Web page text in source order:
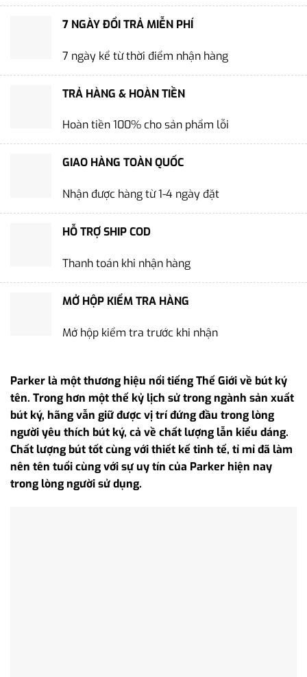
7 NGÀY ĐỔI TRẢ MIỄN PHÍ
7 ngày kể từ thời điểm nhận hàng
TRẢ HÀNG & HOÀN TIỀN
Hoàn tiền 100% cho sản phẩm lỗi
GIAO HÀNG TOÀN QUỐC
Nhận được hàng từ 1-4 ngày đặt
HỖ TRỢ SHIP COD
Thanh toán khi nhận hàng
MỞ HỘP KIỂM TRA HÀNG
Mở hộp kiểm tra trước khi nhận
Parker là một thương hiệu nổi tiếng Thế Giới về bút ký
tên. Trong hơn một thế kỷ lịch sử trong ngành sản xuất
bút ký, hãng vẫn giữ được vị trí đứng đầu trong lòng
người yêu thích bút ký, cả về chất lượng lẫn kiểu dáng.
Chất lượng bút tốt cùng với thiết kế tinh tế, tỉ mỉ đã làm
nên tên tuổi cùng với sự uy tín của Parker hiện nay
trong lòng người sử dụng.